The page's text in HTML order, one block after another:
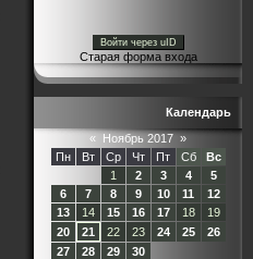
Войти через uID
Старая форма входа
Календарь
« Ноябрь 2017 »
Пн
Вт Ср Чт Пт Сб
Вс
1
2 3 4
5
6
7 8 9 10 11
12
13
14 15 16 17 18
19
20
21 22 23 24 25
26
27
28 29 30